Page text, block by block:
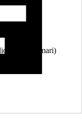
medii și mari)